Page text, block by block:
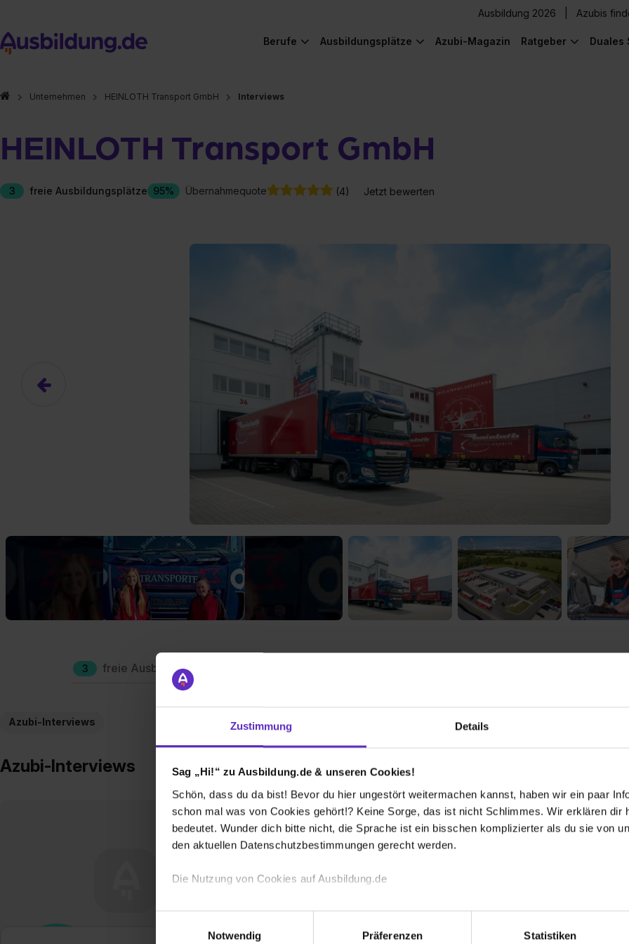
Zustimmung Details
Sag „Hi!“ zu Ausbildung.de & unseren Cookies!
Schön, dass du da bist! Bevor du hier ungestört weitermachen kannst, haben wir ein paar
schon mal was von Cookies gehört!? Keine Sorge, das ist nicht Schlimmes. Wir erklären dir
bedeutet. Wunder dich bitte nicht, die Sprache ist ein bisschen komplizierter als du sie von
den aktuellen Datenschutzbestimmungen gerecht werden.
Die Nutzung von Cookies auf Ausbildung.de
Wir verwenden Cookies zur technischen Funktion unserer Webseite („Notwendig“), um von
Webseite getroffenen Einstellungen zu speichern ( „Präferenzen“), die Zugriffe auf unsere
Notwendig
Präferenzen Statistiken
Ausbildung 2026 Azubis
Berufe Ausbildungsplätze Azubi-Magazin Ratgeber Duales
Unternehmen HEINLOTH Transport GmbH Interviews
HEINLOTH Transport GmbH
3 freie Ausbildungsplätze 95% Übernahmequote (4) Jetzt bewerten
Das hier ist ein Platzhalter für Video-Content von YouTube. Neugierig? Dann schalte die Inhalte jetzt
Ja, ich erlaube die externen Inhalte von YouTube.
Ich bin damit einverstanden, dass mir die externen Inhalte angezeigt werden. Personenbezogene Daten
an Drittplattformen übermittelt werden. Mehr Infos gibt es in der
Datenschutzerklärung
3 freie Ausbildungsplätze
Azubi-Interviews
Azubi-Interviews